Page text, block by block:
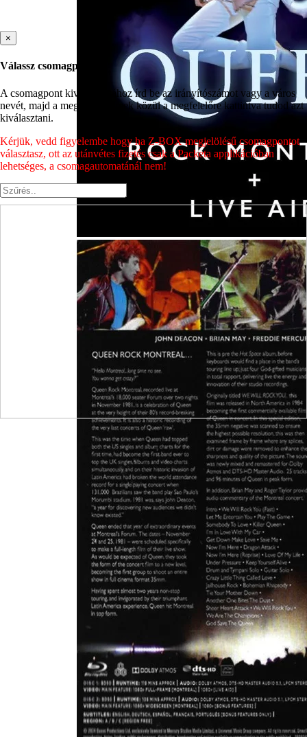
×
Válassz csomagpontot
A csomagpont kiválasztásához írd be az irányítószámot vagy a város
nevét, majd a megjelenő címek közül a megfelelőre kattintva tudod azt
kiválasztani.
Kérjük, vedd figyelembe hogy ha Z-BOX megjelölésű csomagpontot
választasz, ott az utánvétes fizetés csak a Packeta applikációban
lehetséges, a csomagautomatánál nem!